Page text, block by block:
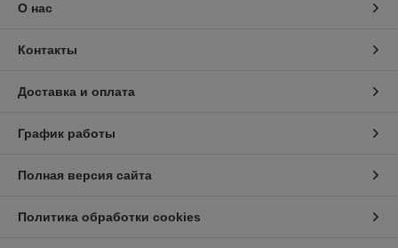
О нас
Контакты
Доставка и оплата
График работы
Полная версия сайта
Политика обработки cookies